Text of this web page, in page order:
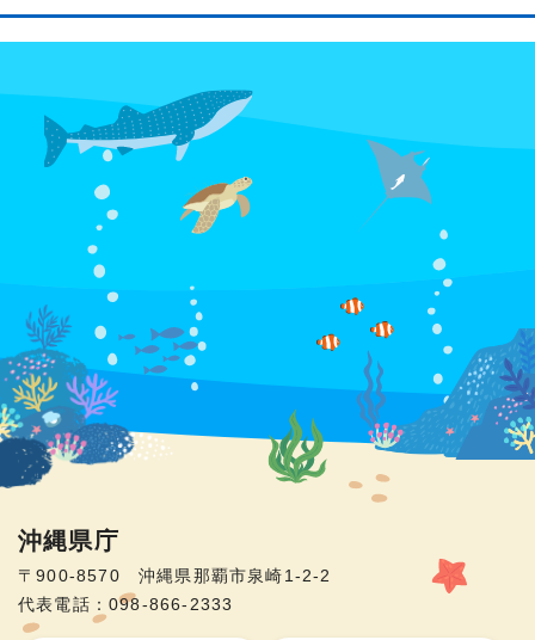
沖縄県庁
〒900-8570 沖縄県那覇市泉崎1-2-2
代表電話：098-866-2333